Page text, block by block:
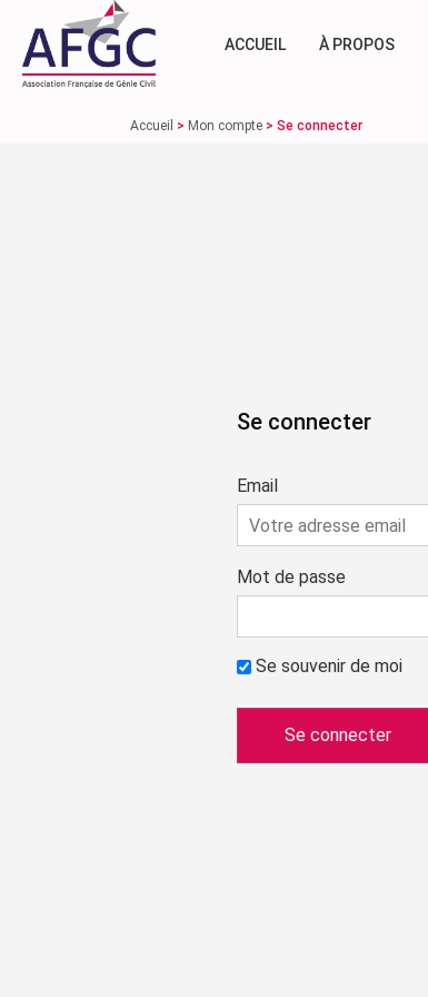
ACCUEIL À PROPOS
Accueil > Mon compte > Se connecter
Se connecter
Email
Mot de passe
Se souvenir de moi